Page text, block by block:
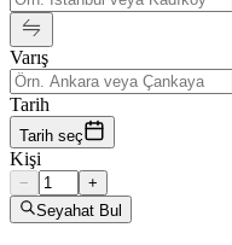
Varış
Tarih
Tarih seç
Kişi
−
+
Seyahat Bul